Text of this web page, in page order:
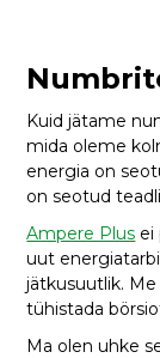
Kuid jätame
mida oleme
energia on
on seotud
Ampere Plus ei
uut
jätkusuutlik. Me
tühistada
Ma olen uhke